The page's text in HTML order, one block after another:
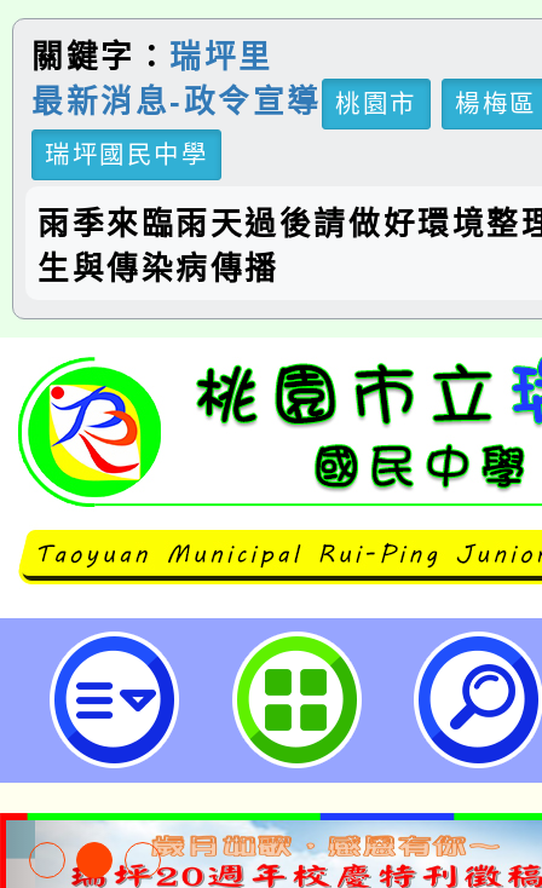
關鍵字： 瑞坪里
最新消息-政令宣導
桃園市
楊梅區
瑞坪國民中學
雨季來臨雨天過後請做好環境整
生與傳染病傳播
登革熱防治宣導-桃園市立瑞坪國民